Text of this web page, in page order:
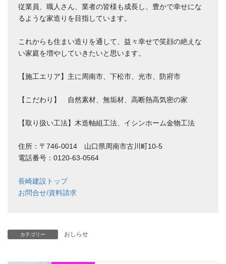
従業員、職人さん、業者の皆様も成長し、豊かで幸せにな
るような家造りを目指しています。
これからも住まい造りを通して、益々幸せで笑顔の絶えな
い家庭を増やしていきたいと思います。
【施工エリア】主に周南市、下松市、光市、防府市
【こだわり】 自然素材、無垢材、高断熱高気密の家
【取り扱い工法】木造軸組工法、イシンホーム金物工法
住所：〒746-0014 山口県周南市古川町10-5
電話番号：0120-63-0564
長崎建設トップ
お問合せ/資料請求
カテゴリー おしらせ